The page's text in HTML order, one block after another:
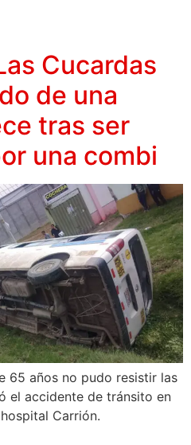
Cucardas
de una
tras ser
una combi
65 años no pudo resistir las
el accidente de tránsito en
Carrión.